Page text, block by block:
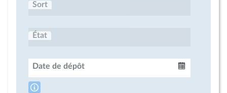
Sort
État
Date de dépôt